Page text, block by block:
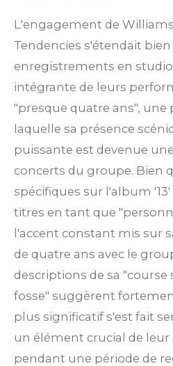
L'engagement de Williams
Tendencies s'étendait
enregistrements en
intégrante de leurs
"presque quatre ans", une
laquelle sa présence
puissante est devenue
concerts du groupe. Bien
spécifiques sur l'album
titres en tant que
l'accent constant mis sur
de quatre ans avec le
descriptions de sa "course
fosse" suggèrent
plus significatif s'est fait
un élément crucial de
pendant une période de